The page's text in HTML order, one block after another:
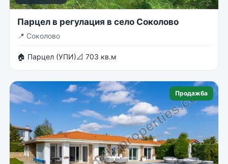
Парцел в регулация в село Соколово
📍 Соколово
🏠 Парцел (УПИ)📐 703 кв.м
Продажба